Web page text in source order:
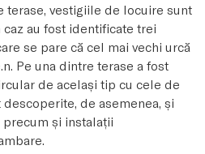
terase, vestigiile de locuire sunt
au fost identificate trei
se pare că cel mai vechi urcă
Pe una dintre terase a fost
de acelaşi tip cu cele de
descoperite, de asemenea, şi
şi instalaţii